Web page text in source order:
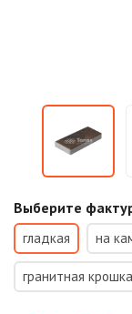
Выберите
гладкая на
гранитная крошка